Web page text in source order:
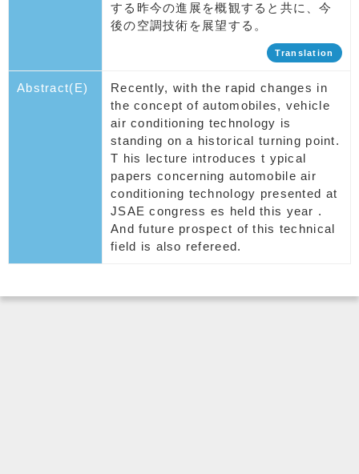
する昨今の進展を概観すると共に、今
後の空調技術を展望する。
Translation
Abstract(E)
Recently, with the rapid changes in
the concept of automobiles, vehicle
air conditioning technology is
standing on a historical turning point.
T his lecture introduces t ypical
papers concerning automobile air
conditioning technology presented at
JSAE congress es held this year .
And future prospect of this technical
field is also refereed.